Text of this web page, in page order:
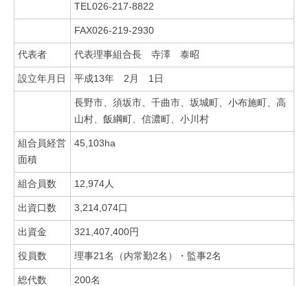
TEL026-217-8822
FAX026-219-2930
代表者 代表理事組合長 寺澤 泰昭
設立年月日 平成13年 2月 1日
長野市、須坂市、千曲市、坂城町、小布施町、高
山村、飯綱町、信濃町、小川村
組合員経営
面積
45,103ha
組合員数 12,974人
出資口数 3,214,074口
出資金 321,407,400円
役員数 理事21名（内常勤2名）・監事2名
総代数 200名